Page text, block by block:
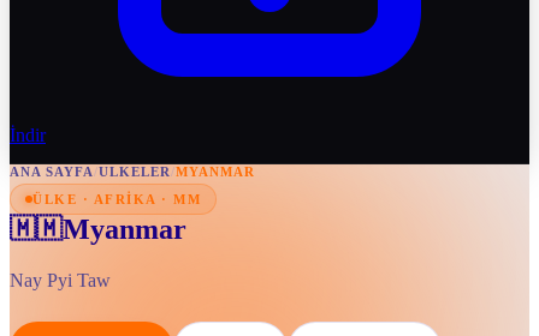
İndir
ANA SAYFA/ULKELER/MYANMAR
ÜLKE · AFRIKA · MM
🇲🇲Myanmar
Nay Pyi Taw